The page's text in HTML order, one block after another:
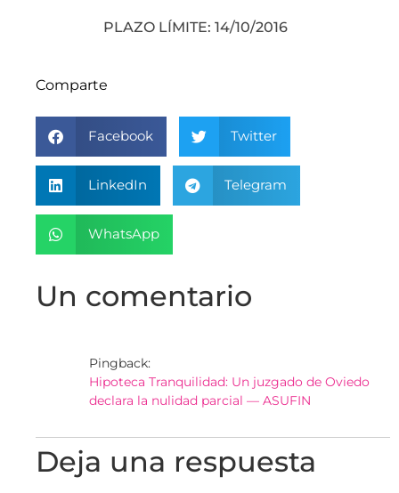
PLAZO LÍMITE: 14/10/2016
Comparte
Facebook Twitter
LinkedIn Telegram
WhatsApp
Un comentario
Pingback:
Hipoteca Tranquilidad: Un juzgado de Oviedo
declara la nulidad parcial — ASUFIN
Deja una respuesta